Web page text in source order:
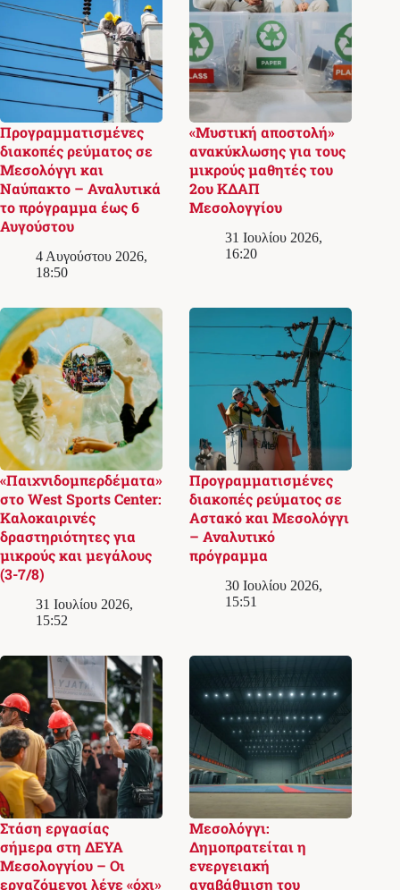
Προγραμματισμένες
διακοπές ρεύματος σε
Μεσολόγγι και
Ναύπακτο – Αναλυτικά
το πρόγραμμα έως 6
Αυγούστου
4 Αυγούστου 2026,
18:50
«Μυστική αποστολή»
ανακύκλωσης για τους
μικρούς μαθητές του
2ου ΚΔΑΠ
Μεσολογγίου
31 Ιουλίου 2026,
16:20
«Παιχνιδομπερδέματα»
στο West Sports Center:
Καλοκαιρινές
δραστηριότητες για
μικρούς και μεγάλους
(3-7/8)
31 Ιουλίου 2026,
15:52
Προγραμματισμένες
διακοπές ρεύματος σε
Αστακό και Μεσολόγγι
– Αναλυτικό
πρόγραμμα
30 Ιουλίου 2026,
15:51
Στάση εργασίας
σήμερα στη ΔΕΥΑ
Μεσολογγίου – Οι
εργαζόμενοι λένε «όχι»
Μεσολόγγι:
Δημοπρατείται η
ενεργειακή
αναβάθμιση του